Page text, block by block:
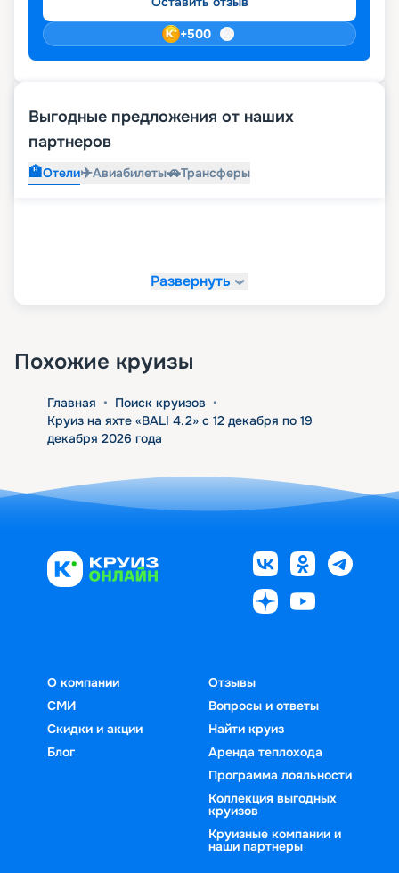
Сап-борд.
+500
Выгодные предложения от наших
партнеров
🏨Отели✈️Авиабилеты🚗Трансферы
Развернуть
Похожие круизы
Главная • Поиск круизов •
Круиз на яхте «BALI 4.2» с 12 декабря по 19
декабря 2026 года
О компании
СМИ
Скидки и акции
Блог
Отзывы
Вопросы и ответы
Найти круиз
Аренда теплохода
Программа лояльности
Коллекция выгодных
круизов
Круизные компании и
наши партнеры